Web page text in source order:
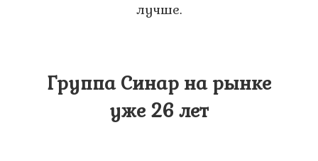
лучше.
Группа Синар на рынке
уже 26 лет